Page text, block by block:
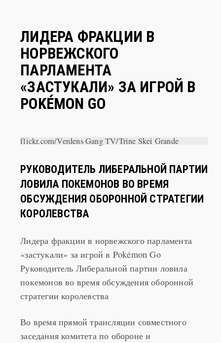
ЛИДЕРА ФРАКЦИИ В
НОРВЕЖСКОГО
ПАРЛАМЕНТА
«ЗАСТУКАЛИ» ЗА ИГРОЙ В
POKÉMON GO
flickr.com/Verdens Gang TV/Trine Skei Grande
РУКОВОДИТЕЛЬ ЛИБЕРАЛЬНОЙ ПАРТИИ
ЛОВИЛА ПОКЕМОНОВ ВО ВРЕМЯ
ОБСУЖДЕНИЯ ОБОРОННОЙ СТРАТЕГИИ
КОРОЛЕВСТВА
Лидера фракции в норвежского парламента
«застукали» за игрой в Pokémon Go
Руководитель Либеральной партии ловила
покемонов во время обсуждения оборонной
стратегии королевства
Во время прямой трансляции совместного
заседания комитета по обороне и